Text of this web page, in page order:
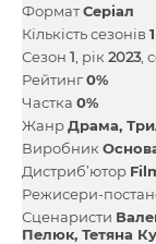
ФорматСеріал
Кількість сезонів 1
Сезон 1 , рік 2023,
Рейтинг0%
Частка 0%
ЖанрДрама
Виробник
Дистриб’ютор
Режисери-
Сценаристи
Пелюк Тетяна